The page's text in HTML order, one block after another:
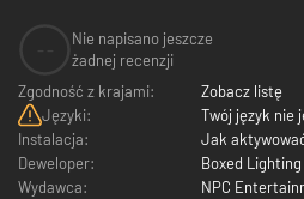
Nie napisano jeszcze
żadnej recenzji
Zgodność z krajami:
Zobacz listę
Języki:
Twój język nie
Instalacja:
Jak
Deweloper:
Boxed
Wydawca:
NPC